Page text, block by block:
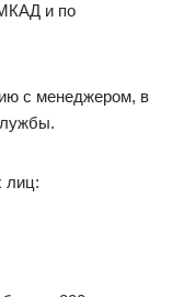
и по
с менеджером, в
лиц: